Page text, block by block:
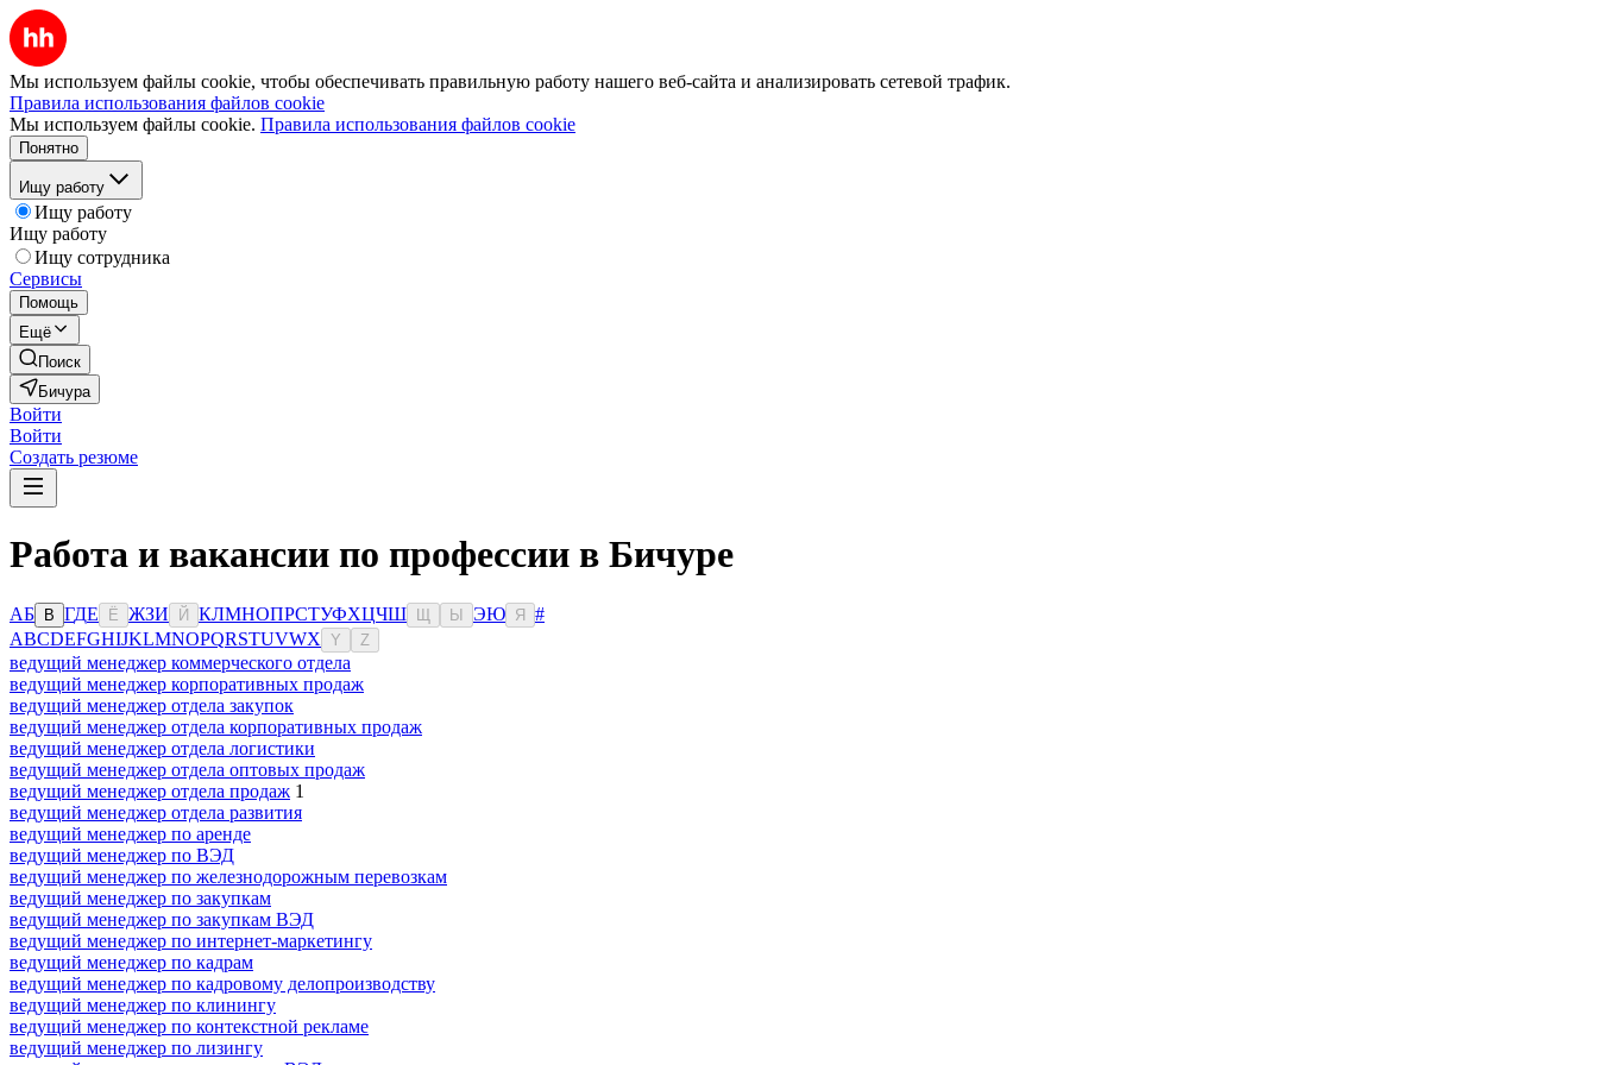
Мы используем файлы cookie, чтобы обеспечивать правильную работу нашего веб-сайта и анализировать сетевой трафик.
Правила использования файлов cookie
Мы используем файлы cookie. Правила использования файлов cookie
Понятно
Ищу работу
Ищу работу
Ищу работу
Ищу сотрудника
Сервисы
Помощь
Ещё
Поиск
Бичура
Войти
Войти
Создать резюме
Работа и вакансии по профессии в Бичуре
АБ В ГДЕ Ё ЖЗИ Й КЛМНОПРСТУФХЦЧШ Ы ЭЮ Я
#
ABCDEFGHIJKLMNOPQRSTUVWX Y Z
ведущий менеджер коммерческого отдела
ведущий менеджер корпоративных продаж
ведущий менеджер отдела закупок
ведущий менеджер отдела корпоративных продаж
ведущий менеджер отдела логистики
ведущий менеджер отдела оптовых продаж
ведущий менеджер отдела продаж 1
ведущий менеджер отдела развития
ведущий менеджер по аренде
ведущий менеджер по ВЭД
ведущий менеджер по железнодорожным перевозкам
ведущий менеджер по закупкам
ведущий менеджер по закупкам ВЭД
ведущий менеджер по интернет-маркетингу
ведущий менеджер по кадрам
ведущий менеджер по кадровому делопроизводству
ведущий менеджер по клинингу
ведущий менеджер по контекстной рекламе
ведущий менеджер по лизингу